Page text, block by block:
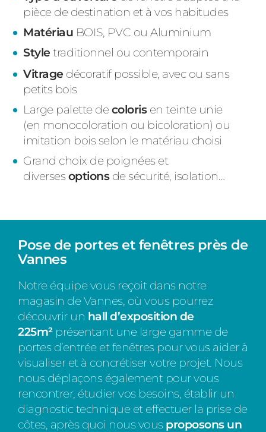
pièce de destination et à vos habitudes
Matériau BOIS, PVC ou Aluminium
Style traditionnel ou contemporain
Vitrage décoratif possible, avec ou sans
petits bois
Large palette decolorisen teinte unie
(en monocoloration ou bicoloration) ou
imitation bois selon le matériau choisi
Grand choix de poignées et
diversesoptionsde sécurité, isolation…
Pose de portes et fenêtres près de
Vannes
Notre équipe vous reçoit dans notre
magasin de Vannes, où vous pourrez
découvrir un hall d’exposition de
225m²présentant une large gamme de
portes d’entrée et fenêtres pour vous aider à
visualiser et à concrétiser votre projet. Nous
nous déplaçons également pour vous
rencontrer, étudier vos besoins, établir un
diagnostic technique et effectuer la prise de
côtes, après quoi nous vous proposons un